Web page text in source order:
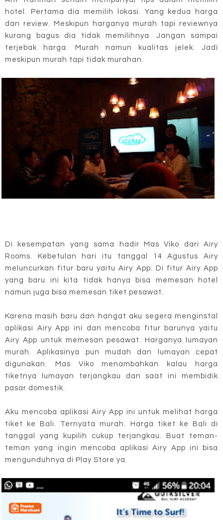
hotel. Pertama dia memilih lokasi. Yang kedua harga
dan review. Meskipun harganya murah tapi reviewnya
kurang bagus dia tidak memilihnya. Jangan sampai
terjebak harga. Murah namun kualitas jelek. Jadi
meskipun murah tapi tidak murahan.
Di kesempatan yang sama hadir Mas Viko dari Airy
Rooms. Kebetulan hari itu tanggal 14 Agustus Airy
meluncurkan fitur baru yaitu Airy App. Di fitur Airy App
yang baru ini kita tidak hanya bisa memesan hotel
namun juga bisa memesan tiket pesawat.
Karena masih baru dan hangat aku segera menginstal
aplikasi Airy App ini dan mencoba fitur barunya yaitu
Airy App untuk memesan pesawat. Harganya lumayan
murah. Aplikasinya pun mudah dan lumayan cepat
digunakan. Mas Viko menambahkan kalau harga
tiketnya lumayan terjangkau dan saat ini membidik
pasar domestik.
Aku mencoba aplikasi Airy App ini untuk melihat harga
tiket ke Bali. Ternyata murah. Harga tiket ke Bali di
tanggal yang kupilih cukup terjangkau. Buat teman-
teman yang ingin mencoba aplikasi Airy App ini bisa
mengunduhnya di Play Store ya.